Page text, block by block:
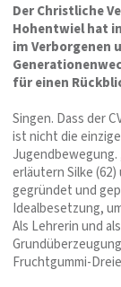
Der Christliche
Hohentwiel hat
im Verborgenen
für einen
Singen. Dass der
ist nicht die
Jugendbewegung.
erläutern Silke
gegründet und
Idealbesetzung,
Als Lehrerin und
Fruchtgummi-